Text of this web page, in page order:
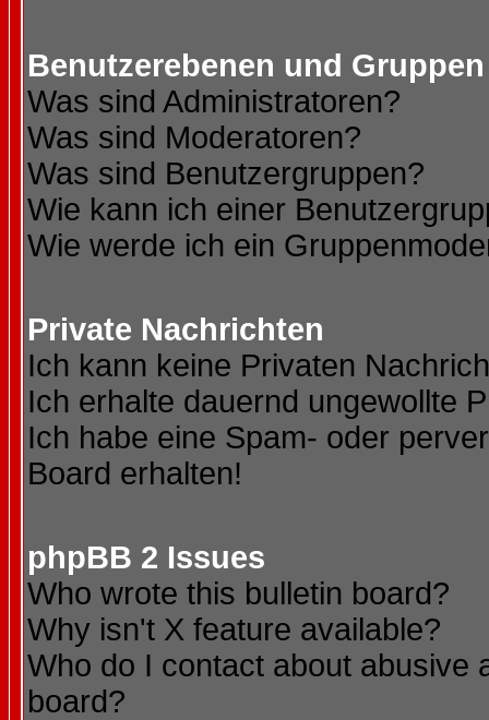
Benutzerebenen und Gruppen
Was sind Administratoren?
Was sind Moderatoren?
Was sind Benutzergruppen?
Wie kann ich einer
Wie werde ich ein
Private Nachrichten
Ich kann keine Privaten
Ich erhalte dauernd ungewollte
Ich habe eine Spam- oder
Board erhalten!
phpBB 2 Issues
Who wrote this bulletin board?
Why isn't X feature available?
Who do I contact about abusive
board?